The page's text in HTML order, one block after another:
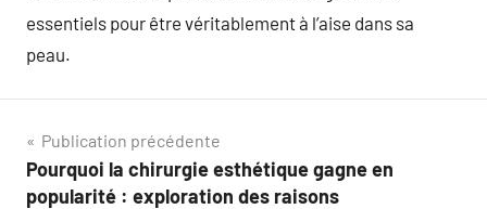
essentiels pour être véritablement à l’aise dans sa
peau.
Navigation
de
Publication précédente
Pourquoi la chirurgie esthétique gagne en
popularité : exploration des raisons